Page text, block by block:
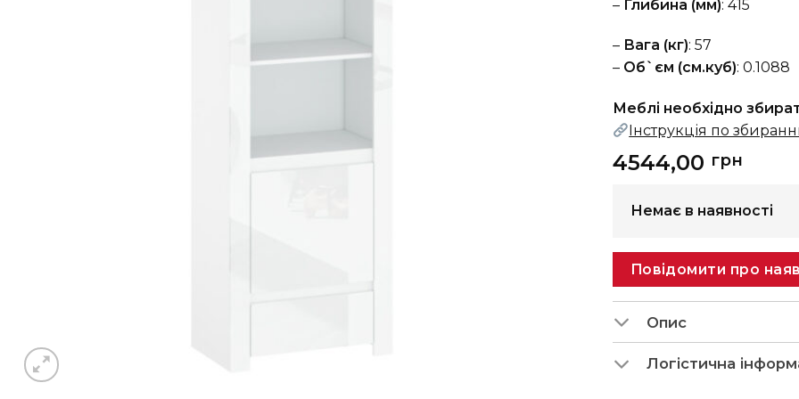
– Глибина (мм): 415
– Вага (кг): 57
– Об`єм (см.куб): 0.1088
Меблі необхідно
Інструкція по
4544,00 грн
Немає в наявності
Повідомити про
Опис
Логістична